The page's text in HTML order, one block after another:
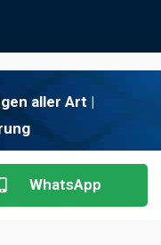
aller Art |
WhatsApp